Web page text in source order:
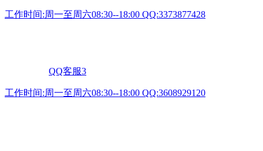
工作时间:周一至周六08:30--18:00 QQ:3373877428
QQ客服3
工作时间:周一至周六08:30--18:00 QQ:3608929120